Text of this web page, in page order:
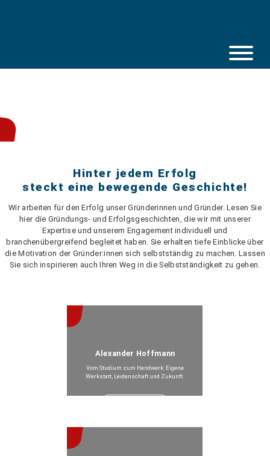
Hinter jedem Erfolg
steckt eine bewegende Geschichte!
Wir arbeiten für den Erfolg unser Gründerinnen und Gründer. Lesen Sie
hier die Gründungs- und Erfolgsgeschichten, die wir mit unserer
Expertise und unserem Engagement individuell und
branchenübergreifend begleitet haben. Sie erhalten tiefe Einblicke über
die Motivation der Gründer:innen sich selbstständig zu machen. Lassen
Sie sich inspirieren auch Ihren Weg in die Selbstständigkeit zu gehen.
Alexander Hoffmann
Vom Studium zum Handwerk: Eigene
Werkstatt, Leidenschaft und Zukunft.